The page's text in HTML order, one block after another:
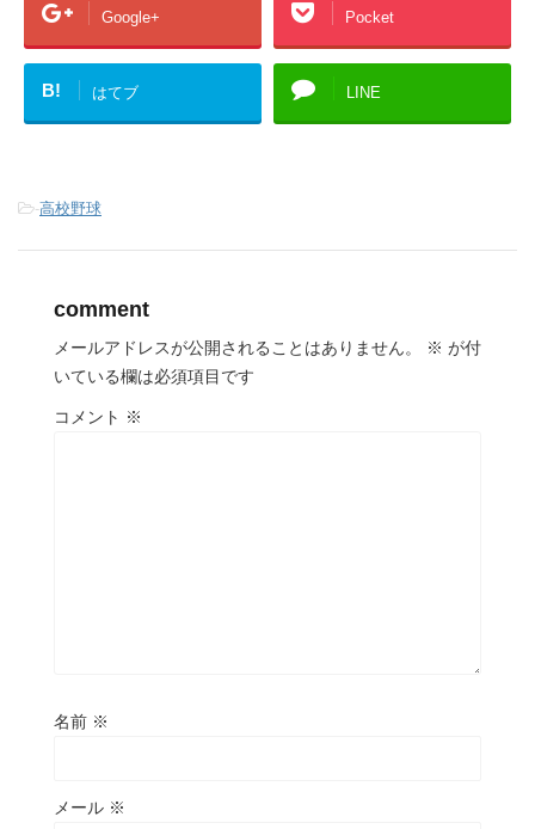
Google+ Pocket
B! はてブ LINE
-高校野球
comment
メールアドレスが公開されることはありません。 ※ が付
いている欄は必須項目です
コメント ※
名前 ※
メール ※